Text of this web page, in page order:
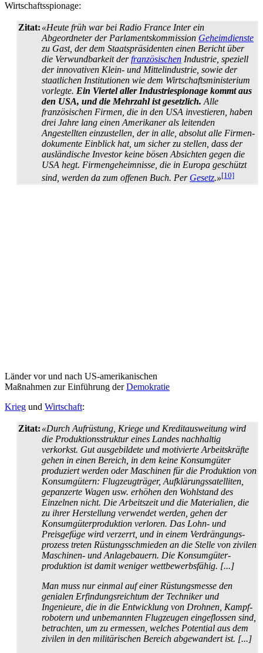
Wirtschaftsspionage:
Zitat: «Heute früh war bei Radio France Inter ein
Abgeordneter der Parlaments­kommission Geheimdienste
zu Gast, der dem Staats­präsidenten einen Bericht über
die Verwundbarkeit derfranzösischen Industrie, speziell
der innovativen Klein- und Mittel­industrie, sowie der
staatlichen Institutionen wie dem Wirtschafts­ministerium
vorlegte. Ein Viertel aller Industrie­spionage kommt aus
den USA, und die Mehrzahl ist gesetzlich. Alle
französischen Firmen, die in den USA investieren, haben
drei Jahre lang einen Amerikaner als leitenden
Angestellten einzustellen, der in alle, absolut alle Firmen­
dokumente Einblick hat, um sicher zu stellen, dass der
ausländische Investor keine bösen Absichten gegen die
USA hegt. Firmen­geheimnisse, die in Europa geschützt
sind, werden da zum offenen Buch. Per Gesetz.»[10]
Länder vor und nach US-amerikanischen
Maßnahmen zur Einführung derDemokratie
Krieg und Wirtschaft:
Zitat: «Durch Aufrüstung, Kriege und Kreditausweitung wird
die Produktions­struktur eines Landes nachhaltig
verkorkst. Gut ausgebildete und motivierte Arbeitskräfte
gehen in einen Bereich, in dem keine Konsumgüter
produziert werden oder Maschinen für die Produktion von
Konsum­gütern: Flugzeugträger, Aufklärungs­satelliten,
gepanzerte Wagen usw. erhöhen den Wohlstand des
Einzelnen nicht. Die Arbeitszeit und die Materialien, die
zu ihrer Herstellung verwendet werden, gehen der
Konsum­güter­produktion verloren. Das Lohn- und
Preisgefüge wird verzerrt, und in einem Verdrängungs­
prozess treten Rüstungs­schmieden an die Stelle von zivilen
Maschinen- und Anlage­bauern. Die Konsum­güter­
produktion ist damit weniger wett­bewerbs­fähig. [...]
Man muss nur einmal auf einer Rüstungsmesse den
genialen Erfindungs­reichtum der Techniker und
Ingenieure, die in die Entwicklung von Drohnen, Kampf­
robotern und unbemannten Flugzeugen ein­geflossen sind,
betrachten, um zu ermessen, welches Potential aus dem
zivilen in den militärischen Bereich abgewandert ist. [...]